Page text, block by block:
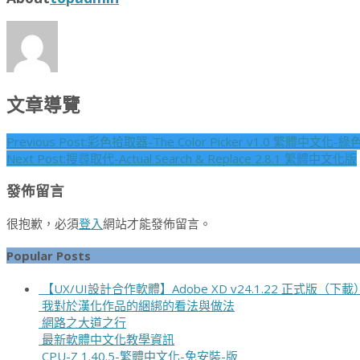
文章導覽
Previous Post:彩色拾取器-The Color Picker v1.0 繁體中文化-綠
Next Post:搜尋取代-Actual Search & Replace 2.8.1 繁體中文化版
發佈留言
很抱歉，必須登入網站才能發佈留言。
Popular Posts
【UX/UI設計合作軟體】Adobe XD v24.1.22 正式版（下載
我對於漢化作品的綑綁的看法與做法
網路之大道之行
最新軟體中文化教學資訊
CPU-Z 1.40.5-繁體中文化-免安裝-版